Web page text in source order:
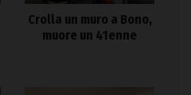
Crolla un muro a Bono,
muore un 41enne